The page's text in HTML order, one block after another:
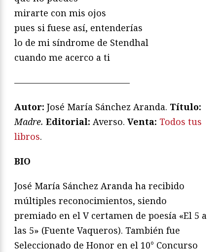
mirarte con mis ojos
pues si fuese así, entenderías
lo de mi síndrome de Stendhal
cuando me acerco a ti
—————————————
Autor: José María Sánchez Aranda. Título:
Madre. Editorial: Averso. Venta: Todos tus
libros.
BIO
José María Sánchez Aranda ha recibido
múltiples reconocimientos, siendo
premiado en el V certamen de poesía «El 5 a
las 5» (Fuente Vaqueros). También fue
Seleccionado de Honor en el 10° Concurso